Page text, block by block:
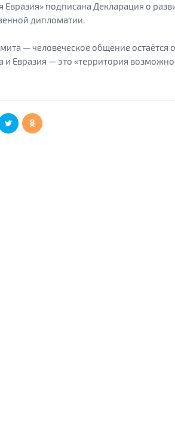
подписана Декларация о
дипломатии.
— человеческое общение
и Евразия — это «территория